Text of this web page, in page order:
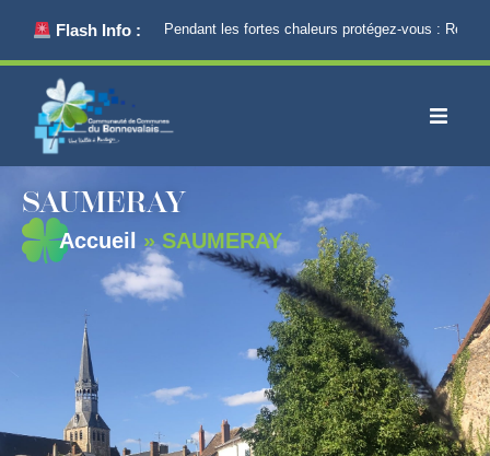
principalFlash Info : Pendant les fortes chaleurs protégez-vous :
SAUMERAY
Accueil »SAUMERAY